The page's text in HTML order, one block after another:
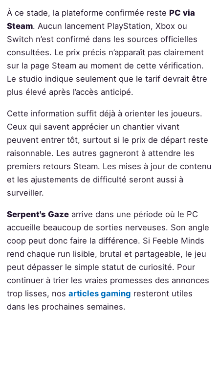
À ce stade, la plateforme confirmée reste PC via
Steam. Aucun lancement PlayStation, Xbox ou
Switch n’est confirmé dans les sources officielles
consultées. Le prix précis n’apparaît pas clairement
sur la page Steam au moment de cette vérification.
Le studio indique seulement que le tarif devrait être
plus élevé après l’accès anticipé.
Cette information suffit déjà à orienter les joueurs.
Ceux qui savent apprécier un chantier vivant
peuvent entrer tôt, surtout si le prix de départ reste
raisonnable. Les autres gagneront à attendre les
premiers retours Steam. Les mises à jour de contenu
et les ajustements de difficulté seront aussi à
surveiller.
Serpent's Gazearrive dans une période où le PC
accueille beaucoup de sorties nerveuses. Son angle
coop peut donc faire la différence. Si Feeble Minds
rend chaque run lisible, brutal et partageable, le jeu
peut dépasser le simple statut de curiosité. Pour
continuer à trier les vraies promesses des annonces
trop lisses, nos articles gaming resteront utiles
dans les prochaines semaines.